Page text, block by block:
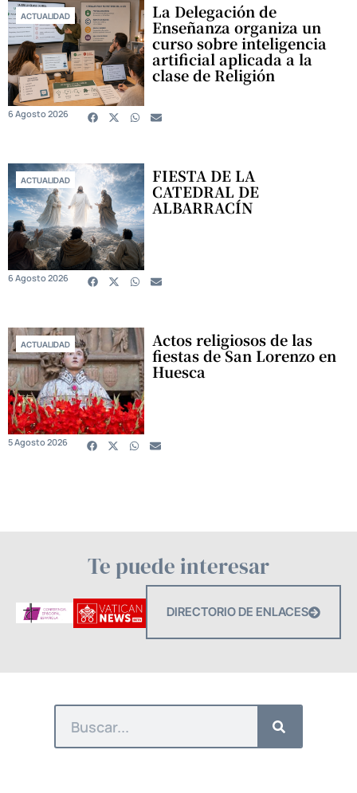
ACTUALIDAD La Delegación de
Enseñanza organiza un
curso sobre inteligencia
artificial aplicada a la
clase de Religión
6 Agosto 2026
ACTUALIDAD FIESTA DE LA
CATEDRAL DE
ALBARRACÍN
6 Agosto 2026
ACTUALIDAD Actos religiosos de las
fiestas de San Lorenzo en
Huesca
5 Agosto 2026
Te puede interesar
DIRECTORIO DE ENLACES